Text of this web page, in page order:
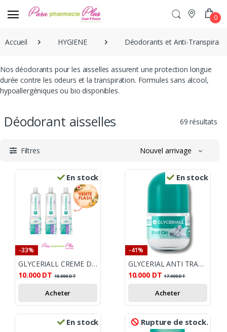
0
Accueil HYGIENE Déodorants et Anti-
Nos déodorants pour les aisselles assurent une protection longue
durée contre les odeurs et la transpiration. Formules sans alcool,
hypoallergéniques ou bio disponibles.
Déodorant aisselles 69 résultats
Filtres Nouvel arrivage
En stock
-33%
GLYCERIALL CREME DEO AISSELLES SENSIBLES 30ML LOT DE 3
10.000 DT 15.000DT
Acheter
En stock
-41%
GLYCERIAL ANTI TRANSPIRANT ROLL ON FL 50ML
10.000 DT 17.000DT
Acheter
En stock Rupture de stock.